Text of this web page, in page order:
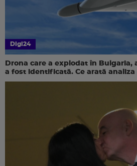
Digi24
Drona care a explodat în Bulgaria,
a fost identificată. Ce arată analiza